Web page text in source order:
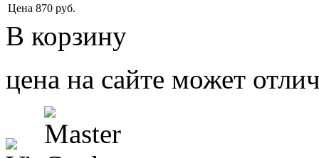
Цена 870 руб.
В корзину
цена на сайте может